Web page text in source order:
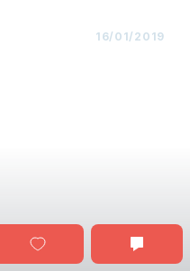
16/01/2019